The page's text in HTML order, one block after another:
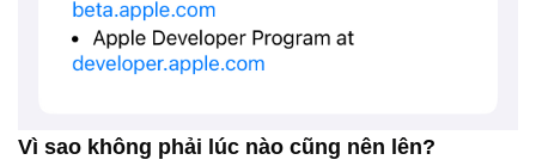
Vì sao không phải lúc nào cũng nên lên?